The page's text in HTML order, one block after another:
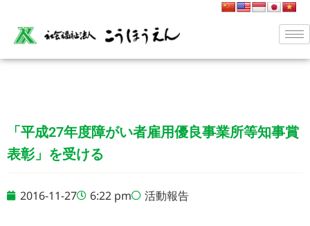
「平成27年度障がい者雇用優良事業所等知事賞
表彰」を受ける
2016-11-27 6:22 pm 活動報告